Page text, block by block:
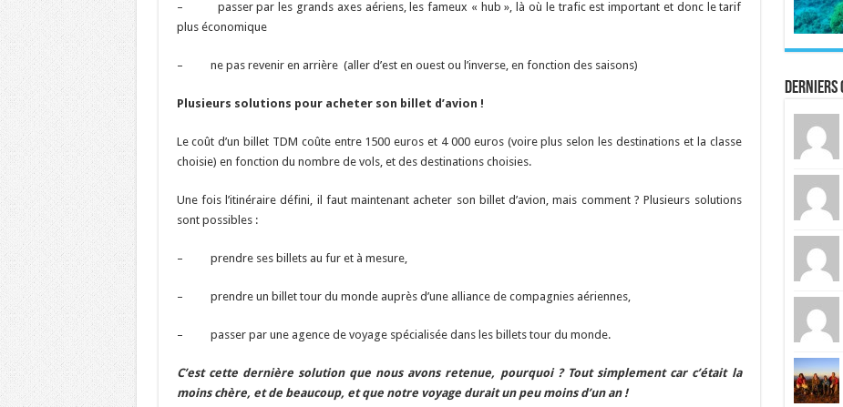
– passer par les grands axes aériens, les fameux « hub », là où le trafic est important et donc le tarif
plus économique
– ne pas revenir en arrière (aller d’est en ouest ou l’inverse, en fonction des saisons)
Plusieurs solutions pour acheter son billet d’avion !
Le coût d’un billet TDM coûte entre 1500 euros et 4 000 euros (voire plus selon les destinations et la classe
choisie) en fonction du nombre de vols, et des destinations choisies.
Une fois l’itinéraire défini, il faut maintenant acheter son billet d’avion, mais comment ? Plusieurs solutions
sont possibles :
– prendre ses billets au fur et à mesure,
– prendre un billet tour du monde auprès d’une alliance de compagnies aériennes,
– passer par une agence de voyage spécialisée dans les billets tour du monde.
C’est cette dernière solution que nous avons retenue, pourquoi ? Tout simplement car c’était la
moins chère, et de beaucoup, et que notre voyage durait un peu moins d’un an !
Derniers